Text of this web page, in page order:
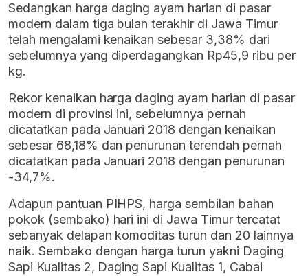
Sedangkan harga daging ayam harian di pasar
modern dalam tiga bulan terakhir di Jawa Timur
telah mengalami kenaikan sebesar 3,38% dari
sebelumnya yang diperdagangkan Rp45,9 ribu per
kg.
Rekor kenaikan harga daging ayam harian di pasar
modern di provinsi ini, sebelumnya pernah
dicatatkan pada Januari 2018 dengan kenaikan
sebesar 68,18% dan penurunan terendah pernah
dicatatkan pada Januari 2018 dengan penurunan
-34,7%.
Adapun pantuan PIHPS, harga sembilan bahan
pokok (sembako) hari ini di Jawa Timur tercatat
sebanyak delapan komoditas turun dan 20 lainnya
naik. Sembako dengan harga turun yakni Daging
Sapi Kualitas 2, Daging Sapi Kualitas 1, Cabai